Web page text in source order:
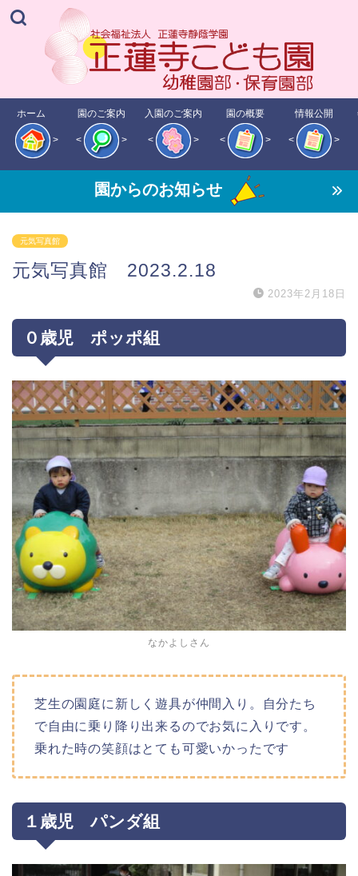
ホーム
>
園のご案内
< >
入園のご案内
< >
園の概要
< >
情報公開
< >
園からのお知らせ
元気写真館
元気写真館 2023.2.18
2023年2月18日
０歳児 ポッポ組
なかよしさん
芝生の園庭に新しく遊具が仲間入り。自分たち
で自由に乗り降り出来るのでお気に入りです。
乗れた時の笑顔はとても可愛いかったです
１歳児 パンダ組